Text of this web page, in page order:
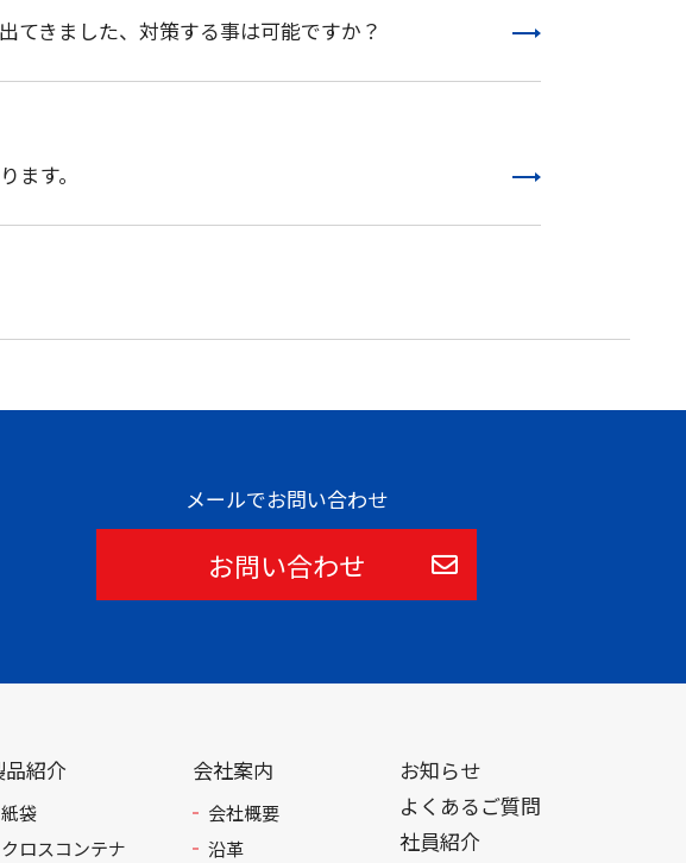
てきました、対策する事は可能ですか？
ます。
メールでお問い合わせ
お問い合わせ
品紹介
紙袋
クロスコンテナ
会社案内
会社概要
沿革
お知らせ
よくあるご質問
社員紹介